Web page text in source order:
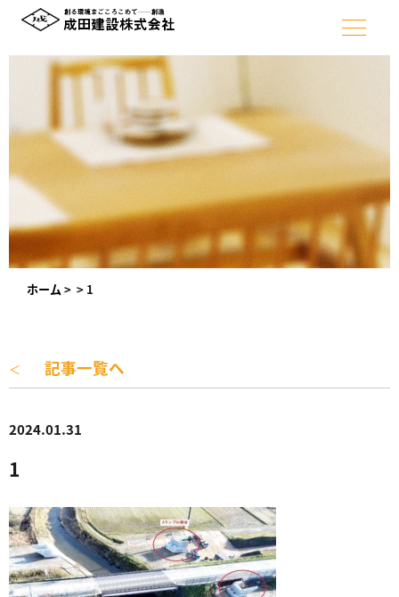
ホーム > > 1
＜ 記事一覧へ
2024.01.31
1